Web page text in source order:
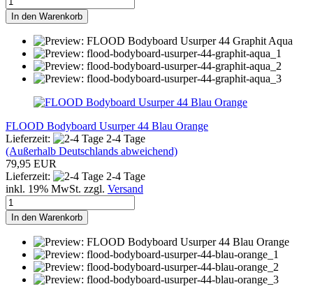
In den Warenkorb
FLOOD Bodyboard Usurper 44 Blau Orange
Lieferzeit:
2-4 Tage
(Außerhalb Deutschlands abweichend)
79,95 EUR
Lieferzeit:
2-4 Tage
inkl. 19% MwSt. zzgl. Versand
In den Warenkorb